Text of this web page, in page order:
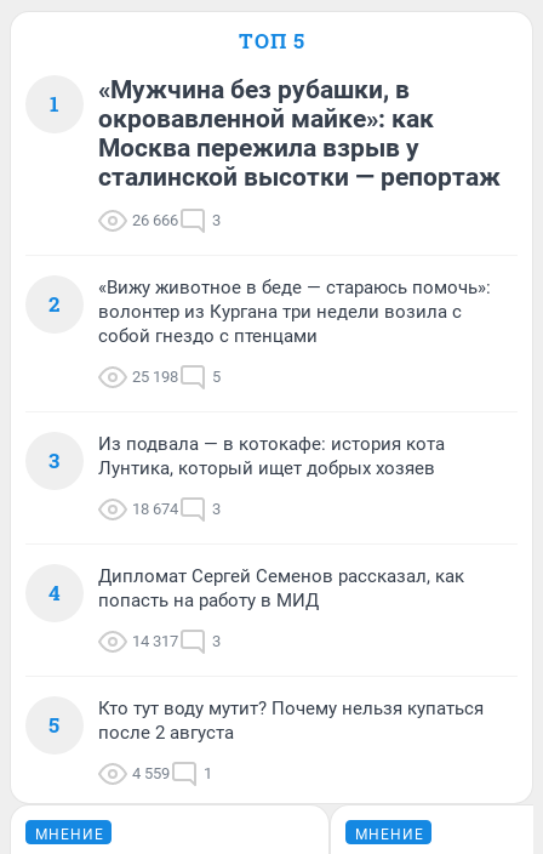
ТОП 5
1
«Мужчина без рубашки, в
окровавленной майке»: как
Москва пережила взрыв у
сталинской высотки — репортаж
26 666 3
2
«Вижу животное в беде — стараюсь помочь»:
волонтер из Кургана три недели возила с
собой гнездо с птенцами
25 198 5
3
Из подвала — в котокафе: история кота
Лунтика, который ищет добрых хозяев
18 674 3
4
Дипломат Сергей Семенов рассказал, как
попасть на работу в МИД
14 317 3
5
Кто тут воду мутит? Почему нельзя купаться
после 2 августа
4 559 1
МНЕНИЕ МНЕНИЕ